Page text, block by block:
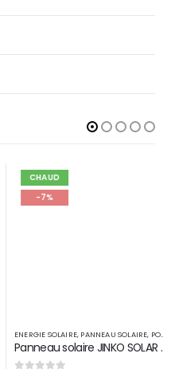
CHAUD
-7%
ENERGIE SOLAIRE, PANNEAU SOLAIRE,POMPAGE SOLAIRE
Panneau solaire JINKO SOLAR 550 W Monoperc half Tiger pro